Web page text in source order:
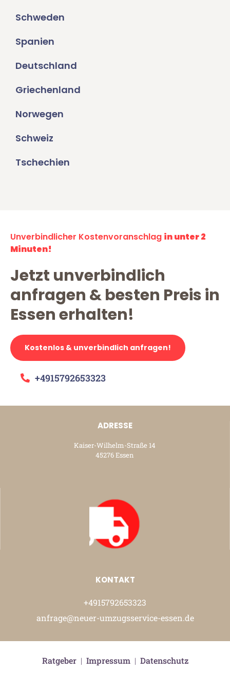
Schweden
Spanien
Deutschland
Griechenland
Norwegen
Schweiz
Tschechien
Unverbindlicher Kostenvoranschlag in unter 2
Minuten!
Jetzt unverbindlich
anfragen & besten Preis in
Essen erhalten!
Kostenlos & unverbindlich anfragen!
+4915792653323
ADRESSE
Kaiser-Wilhelm-Straße 14
45276 Essen
KONTAKT
+4915792653323
anfrage@neuer-umzugsservice-essen.de
Ratgeber| Impressum| Datenschutz